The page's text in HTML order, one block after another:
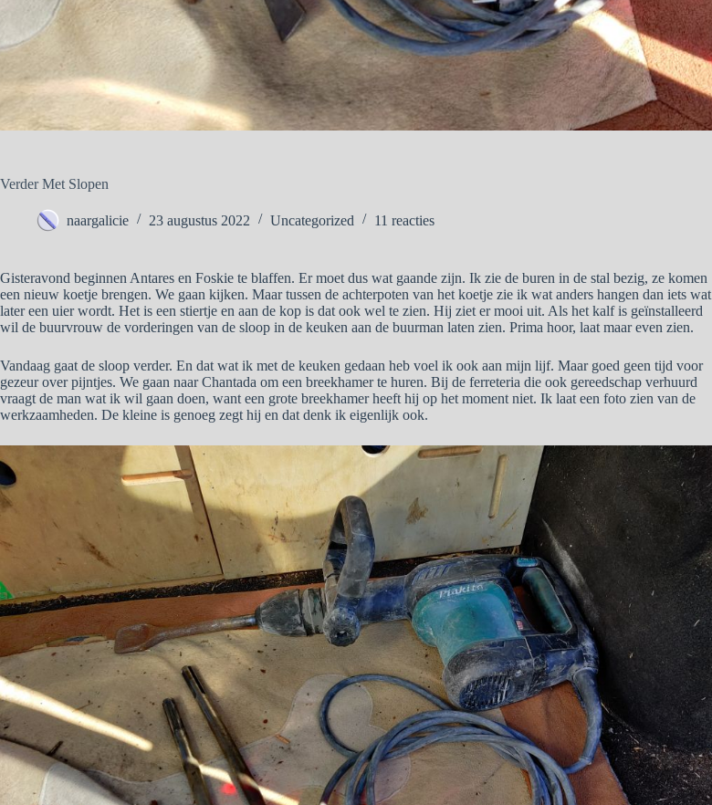
Verder Met Slopen
naargalicie 23 augustus 2022 Uncategorized 11 reacties
Gisteravond beginnen Antares en Foskie te blaffen. Er moet dus wat gaande zijn. Ik zie de buren in de stal bezig, ze komen
een nieuw koetje brengen. We gaan kijken. Maar tussen de achterpoten van het koetje zie ik wat anders hangen dan iets wat
later een uier wordt. Het is een stiertje en aan de kop is dat ook wel te zien. Hij ziet er mooi uit. Als het kalf is geïnstalleerd
wil de buurvrouw de vorderingen van de sloop in de keuken aan de buurman laten zien. Prima hoor, laat maar even zien.
Vandaag gaat de sloop verder. En dat wat ik met de keuken gedaan heb voel ik ook aan mijn lijf. Maar goed geen tijd voor
gezeur over pijntjes. We gaan naar Chantada om een breekhamer te huren. Bij de ferreteria die ook gereedschap verhuurd
vraagt de man wat ik wil gaan doen, want een grote breekhamer heeft hij op het moment niet. Ik laat een foto zien van de
werkzaamheden. De kleine is genoeg zegt hij en dat denk ik eigenlijk ook.